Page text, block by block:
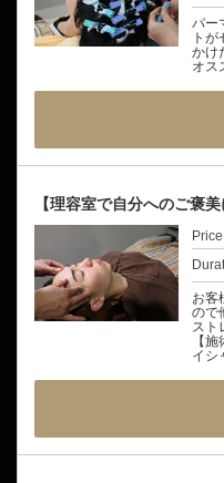
パー
ト
かけ
オス
【理容室で自分へのご褒
Price
お客
ので
スト
【
イシ